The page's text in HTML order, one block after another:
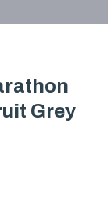
Grey